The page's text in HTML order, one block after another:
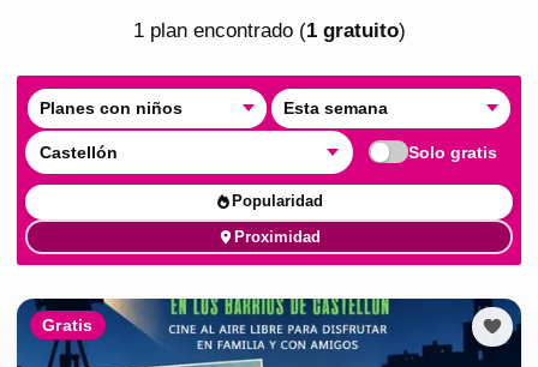
1planencontrado(1gratuito)
Planes con niños Esta semana
Castellón Solo gratis
Popularidad
Proximidad
Gratis